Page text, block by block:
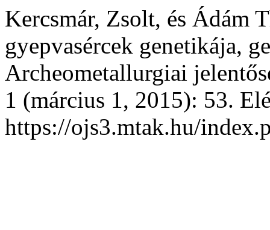
Kercsmár, Zsolt, és Ádám
gyepvasércek genetikája,
Archeometallurgiai
1 (március 1, 2015): 53.
https://ojs3.mtak.hu/